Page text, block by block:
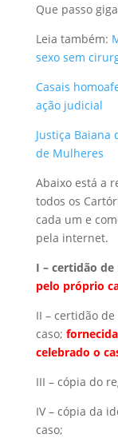
Que passo
Leia também:
sexo sem
Casais
ação judicial
Justiça
de Mulheres
Abaixo está a
todos os
cada um e
pela internet.
I – certidão
pelo próprio
II – certidão
caso;
celebrado o
III – cópia do
IV – cópia da
caso;